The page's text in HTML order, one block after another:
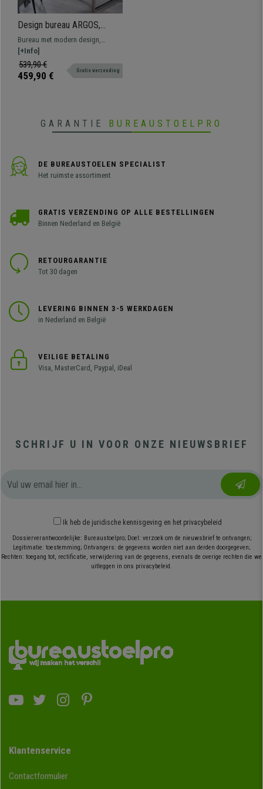
Design bureau ARGOS,
Handgemaakt, Metalen
Poten, 120x76cm, Massief
Hout Kleur Eik
Bureau met modern design,
handgemaakt met gecertificeerde
materialen van de hoogste
kwaliteit. Twee kleuren
[+Info]
539,90 €
459,90 € Gratis verzending
GARANTIE BUREAUSTOELPRO
DE BUREAUSTOELEN SPECIALIST
Het ruimste assortiment
GRATIS VERZENDING OP ALLE BESTELLINGEN
Binnen Nederland en België
RETOURGARANTIE
Tot 30 dagen
LEVERING BINNEN 3-5 WERKDAGEN
in Nederland en België
VEILIGE BETALING
Visa, MasterCard, Paypal, iDeal
SCHRIJF U IN VOOR ONZE NIEUWSBRIEF
Ik heb de juridische kennisgeving en het privacybeleid
Dossierverantwoordelijke: Bureaustoelpro; Doel: verzoek om de nieuwsbrief te ontvangen;
Legitimatie: toestemming; Ontvangers: de gegevens worden niet aan derden doorgegeven;
Rechten: toegang tot, rectificatie, verwijdering van de gegevens, evenals de overige rechten die we
uitleggen in ons privacybeleid.
Klantenservice
Contactformulier